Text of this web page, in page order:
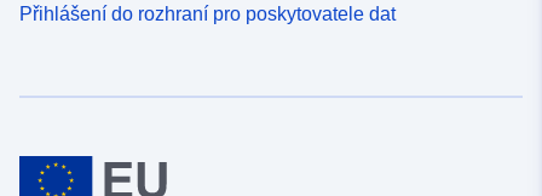
Přihlášení do rozhraní pro poskytovatele dat